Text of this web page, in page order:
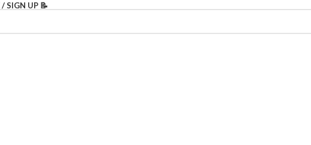
/ SIGN UP 📝